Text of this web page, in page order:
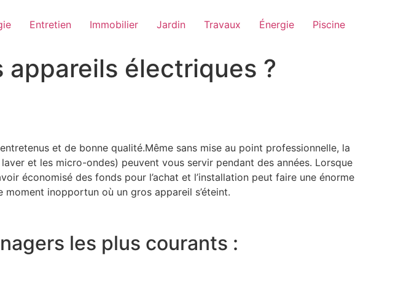
Entretien Immobilier Jardin Travaux Énergie Piscine
électriques ?
et de bonne qualité.Même sans mise au point professionnelle, la
et les micro-ondes) peuvent vous servir pendant des années. Lorsque
économisé des fonds pour l’achat et l’installation peut faire une énorme
inopportun où un gros appareil s’éteint.
les plus courants :